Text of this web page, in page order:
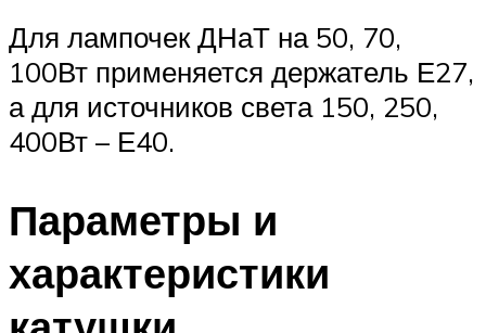
Для лампочек ДНаТ на 50, 70,
100Вт применяется держатель Е27,
а для источников света 150, 250,
400Вт – Е40.
Параметры и
характеристики